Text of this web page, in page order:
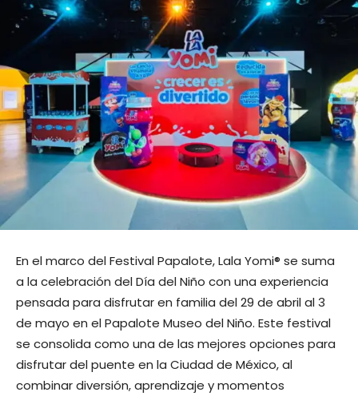
En el marco del Festival Papalote, Lala Yomi® se suma
a la celebración del Día del Niño con una experiencia
pensada para disfrutar en familia del 29 de abril al 3
de mayo en el Papalote Museo del Niño. Este festival
se consolida como una de las mejores opciones para
disfrutar del puente en la Ciudad de México, al
combinar diversión, aprendizaje y momentos